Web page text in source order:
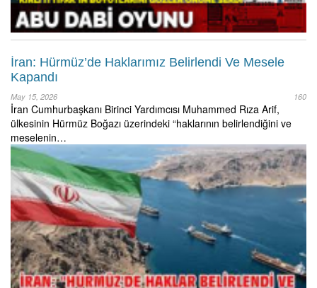
İran: Hürmüz’de Haklarımız Belirlendi Ve Mesele
Kapandı
May 15, 2026 160
İran Cumhurbaşkanı Birinci Yardımcısı Muhammed Rıza Arif,
ülkesinin Hürmüz Boğazı üzerindeki “haklarının belirlendiğini ve
meselenin…